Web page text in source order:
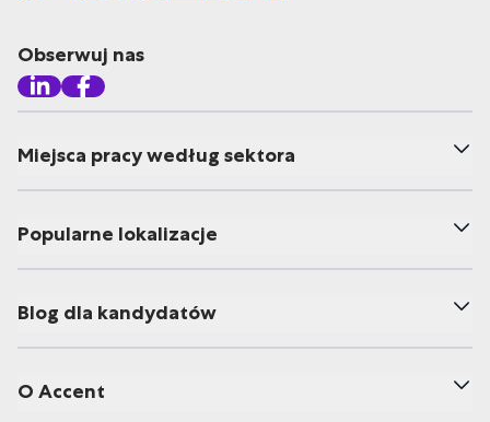
Obserwuj nas
Miejsca pracy według sektora
Popularne lokalizacje
Blog dla kandydatów
O Accent